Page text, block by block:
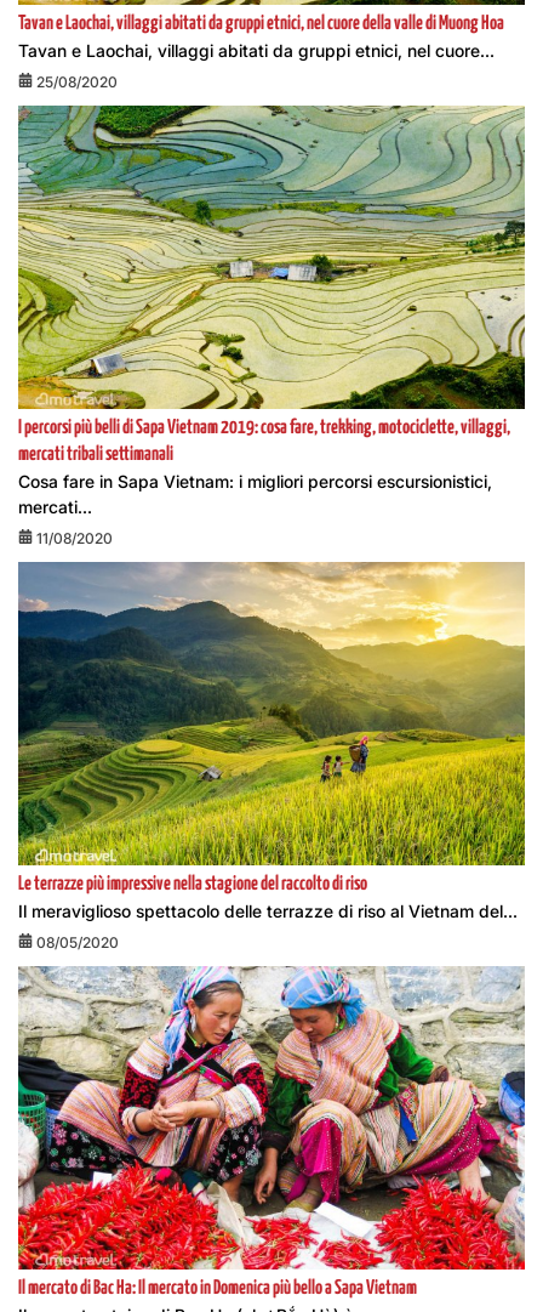
Tavan e Laochai, villaggi abitati da gruppi etnici, nel cuore della valle di Muong Hoa
Tavan e Laochai, villaggi abitati da gruppi etnici, nel cuore...
25/08/2020
I percorsi più belli di Sapa Vietnam 2019: cosa fare, trekking, motociclette, villaggi,
mercati tribali settimanali
Cosa fare in Sapa Vietnam: i migliori percorsi escursionistici,
mercati...
11/08/2020
Le terrazze più impressive nella stagione del raccolto di riso
Il meraviglioso spettacolo delle terrazze di riso al Vietnam del...
08/05/2020
Il mercato di Bac Ha: Il mercato in Domenica più bello a Sapa Vietnam